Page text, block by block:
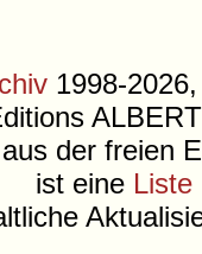
1998-
der freien
ist eine Liste